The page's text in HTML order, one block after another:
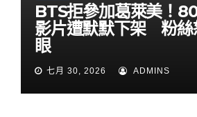
BTS拒參加葛萊美！
影片遭默默下架 粉絲
眼
七月 30, 2026 ADMINS